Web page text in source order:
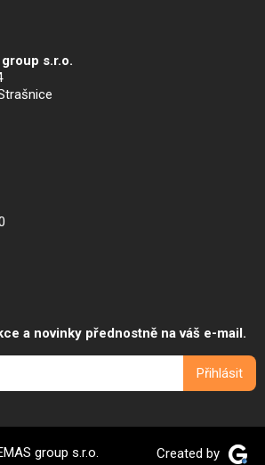
s.r.o.
a novinky přednostně na váš e-mail.
group s.r.o. Created by